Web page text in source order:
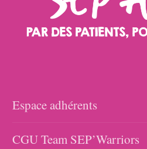
Espace adhérents
CGU Team SEP’Warriors